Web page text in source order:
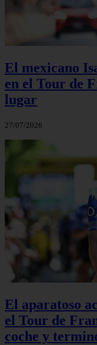
El mexicano
en el Tour de
lugar
27/07/2026
El aparatoso
el Tour de
coche y